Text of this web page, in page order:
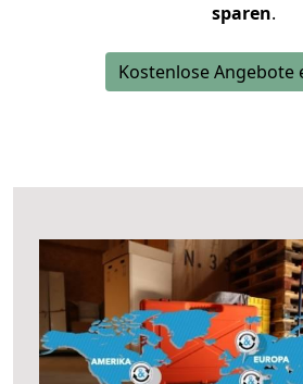
sparen.
Kostenlose Angebote